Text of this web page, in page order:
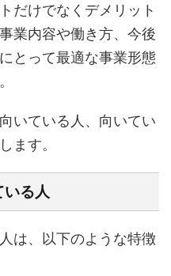
だけでなくデメリット
業内容や働き方、今後
とって最適な事業形態
いている人、向いてい
ます。
いる人
は、以下のような特徴